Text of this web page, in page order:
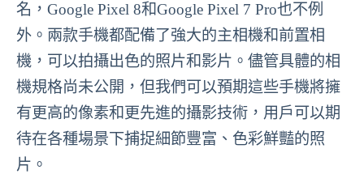
名，Google Pixel 8和Google Pixel 7 Pro也不例
外。兩款手機都配備了強大的主相機和前置相
機，可以拍攝出色的照片和影片。儘管具體的相
機規格尚未公開，但我們可以預期這些手機將擁
有更高的像素和更先進的攝影技術，用戶可以期
待在各種場景下捕捉細節豐富、色彩鮮豔的照
片。